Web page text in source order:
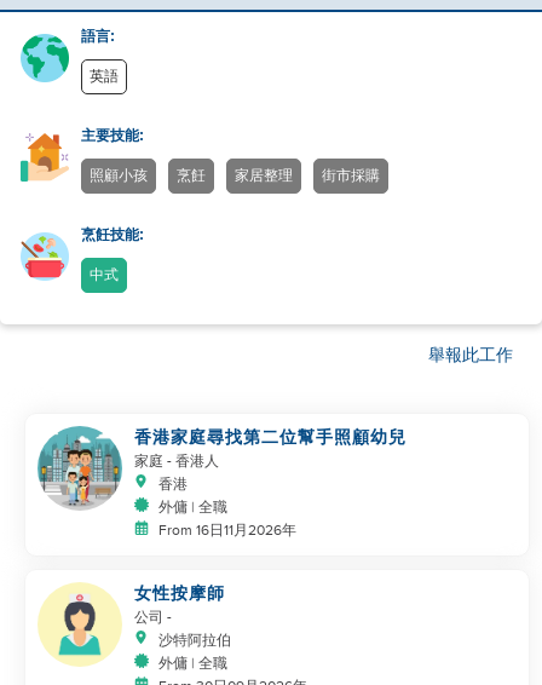
語言:
英語
主要技能:
照顧小孩 烹飪 家居整理 街市採購
烹飪技能:
中式
舉報此工作
香港家庭尋找第二位幫手照顧幼兒
家庭 - 香港人
香港
外傭 | 全職
From 16日11月2026年
女性按摩師
公司 -
沙特阿拉伯
外傭 | 全職